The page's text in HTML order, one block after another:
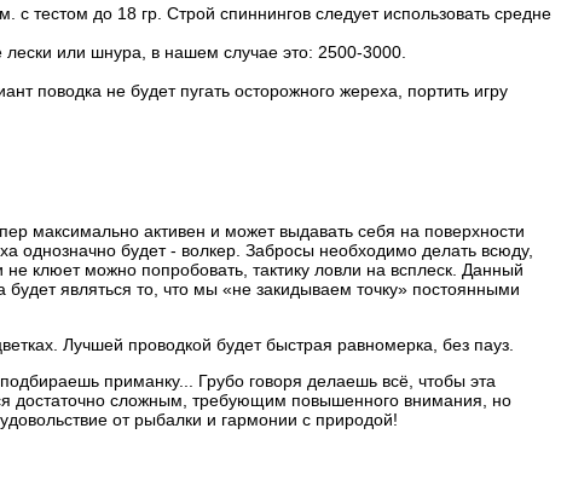
тестом до 18 гр. Строй спиннингов следует использовать средне
лески или шнура, в нашем случае это: 2500-3000.
поводка не будет пугать осторожного жереха, портить игру
максимально активен и может выдавать себя на поверхности
однозначно будет - волкер. Забросы необходимо делать всюду,
клюет можно попробовать, тактику ловли на всплеск. Данный
являться то, что мы «не закидываем точку» постоянными
Лучшей проводкой будет быстрая равномерка, без пауз.
приманку... Грубо говоря делаешь всё, чтобы эта
достаточно сложным, требующим повышенного внимания, но
от рыбалки и гармонии с природой!